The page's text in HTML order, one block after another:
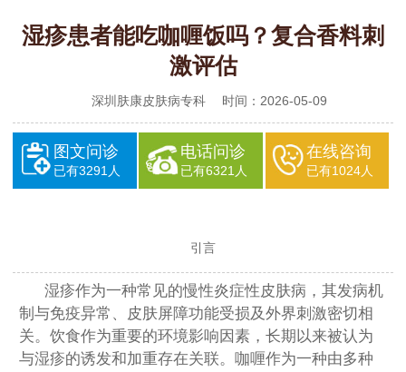
湿疹患者能吃咖喱饭吗？复合香料刺
激评估
深圳肤康皮肤病专科 时间：2026-05-09
图文问诊
已有3291人
电话问诊
已有6321人
在线咨询
已有1024人
引言
湿疹作为一种常见的慢性炎症性皮肤病，其发病机
制与免疫异常、皮肤屏障功能受损及外界刺激密切相
关。饮食作为重要的环境影响因素，长期以来被认为
与湿疹的诱发和加重存在关联。咖喱作为一种由多种